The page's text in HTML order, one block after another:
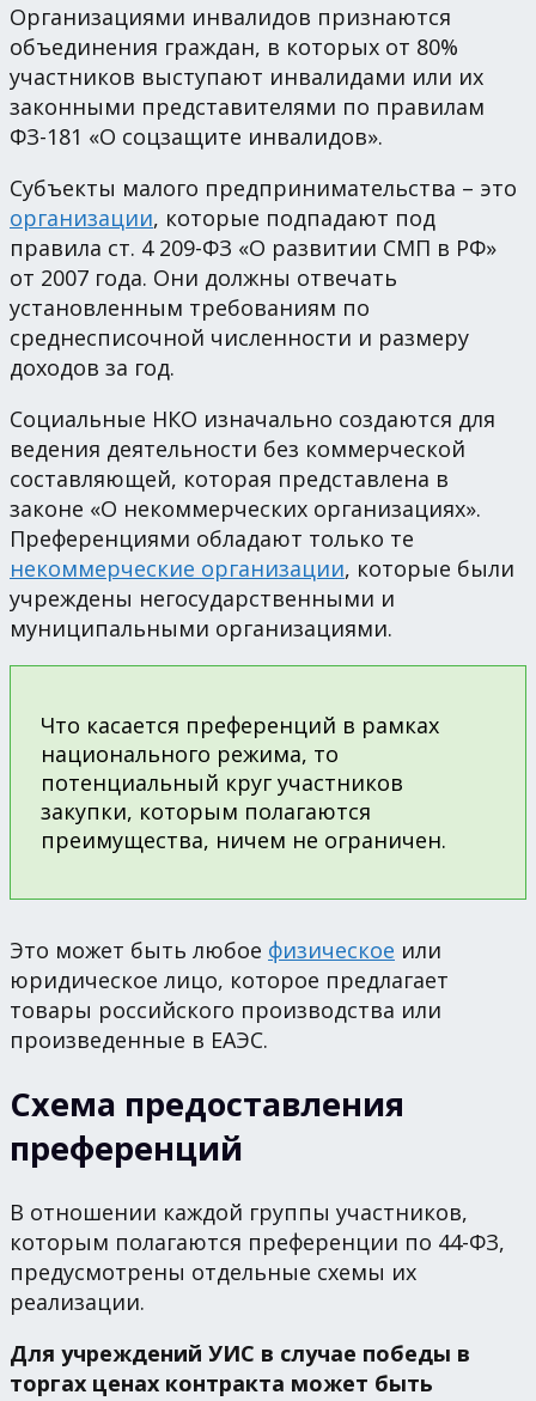
Организациями инвалидов признаются
объединения граждан, в которых от 80%
участников выступают инвалидами или их
законными представителями по правилам
ФЗ-181 «О соцзащите инвалидов».
Субъекты малого предпринимательства – это
организации, которые подпадают под
правила ст. 4 209-ФЗ «О развитии СМП в РФ»
от 2007 года. Они должны отвечать
установленным требованиям по
среднесписочной численности и размеру
доходов за год.
Социальные НКО изначально создаются для
ведения деятельности без коммерческой
составляющей, которая представлена в
законе «О некоммерческих организациях».
Преференциями обладают только те
некоммерческие организации, которые были
учреждены негосударственными и
муниципальными организациями.
Что касается преференций в рамках
национального режима, то
потенциальный круг участников
закупки, которым полагаются
преимущества, ничем не ограничен.
Это может быть любое физическое или
юридическое лицо, которое предлагает
товары российского производства или
произведенные в ЕАЭС.
Схема предоставления
преференций
В отношении каждой группы участников,
которым полагаются преференции по 44-ФЗ,
предусмотрены отдельные схемы их
реализации.
Для учреждений УИС в случае победы в
торгах ценах контракта может быть